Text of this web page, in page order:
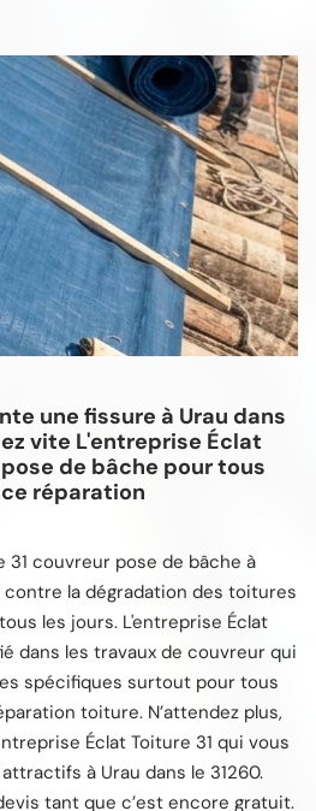
une fissure à Urau dans
vite L'entreprise Éclat
de bâche pour tous
réparation
31 couvreur pose de bâche à
contre la dégradation des toitures
les jours. L'entreprise Éclat
dans les travaux de couvreur qui
spécifiques surtout pour tous
toiture. N’attendez plus,
Éclat Toiture 31 qui vous
à Urau dans le 31260.
tant que c’est encore gratuit.